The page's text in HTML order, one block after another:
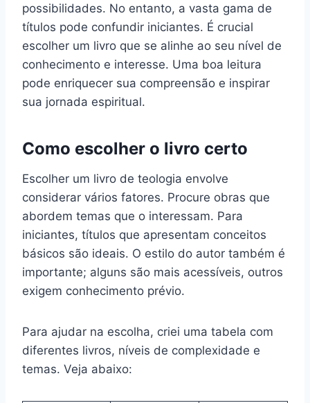
possibilidades. No entanto, a vasta gama de
títulos pode confundir iniciantes. É crucial
escolher um livro que se alinhe ao seu nível de
conhecimento e interesse. Uma boa leitura
pode enriquecer sua compreensão e inspirar
sua jornada espiritual.
Como escolher o livro certo
Escolher um livro de teologia envolve
considerar vários fatores. Procure obras que
abordem temas que o interessam. Para
iniciantes, títulos que apresentam conceitos
básicos são ideais. O estilo do autor também é
importante; alguns são mais acessíveis, outros
exigem conhecimento prévio.
Para ajudar na escolha, criei uma tabela com
diferentes livros, níveis de complexidade e
temas. Veja abaixo: